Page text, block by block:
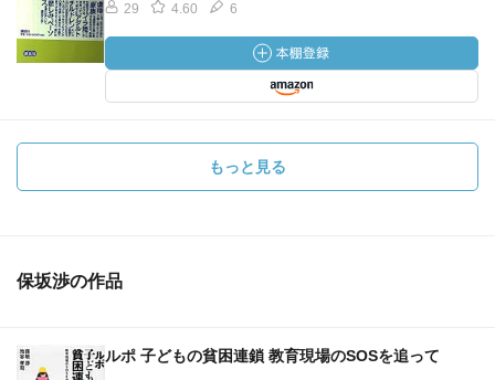
29 4.60 6
もっと見る
保坂渉の作品
ルポ 子どもの貧困連鎖 教育現場のSOSを追って